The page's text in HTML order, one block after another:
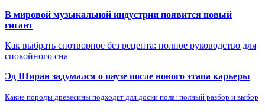
В мировой музыкальной индустрии появится новый
гигант
Как выбрать снотворное без рецепта: полное руководство для
спокойного сна
Эд Ширан задумался о паузе после нового этапа карьеры
Какие породы древесины подходят для доски пола: полный разбор и выбор